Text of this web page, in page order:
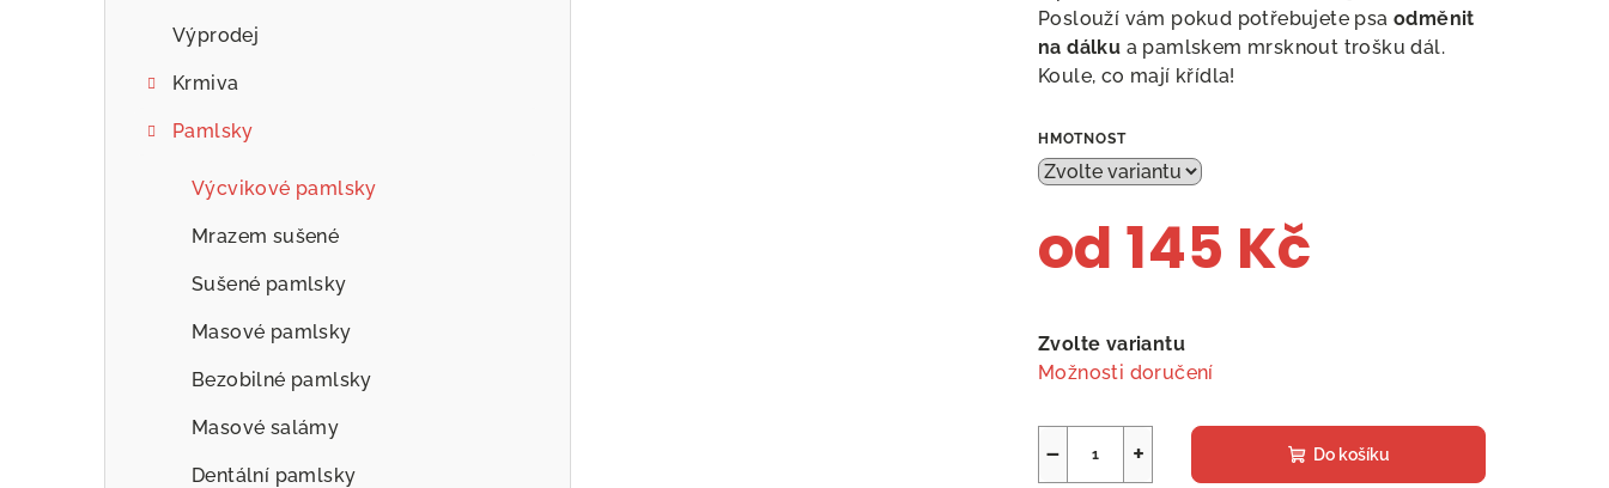
Výprodej
Krmiva
Pamlsky
Výcvikové pamlsky
Mrazem sušené
Sušené pamlsky
Masové pamlsky
Bezobilné pamlsky
Masové salámy
Dentální pamlsky
Poslouží vám pokud potřebujete psa odměnit
na dálku a pamlskem mrsknout trošku dál.
Koule, co mají křídla!
HMOTNOST
od 145 Kč
cena:
Zvolte variantu
Možnosti doručení
+
− Do košíku